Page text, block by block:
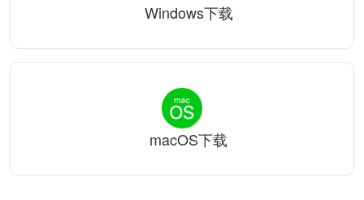
Windows下载
macOS下载